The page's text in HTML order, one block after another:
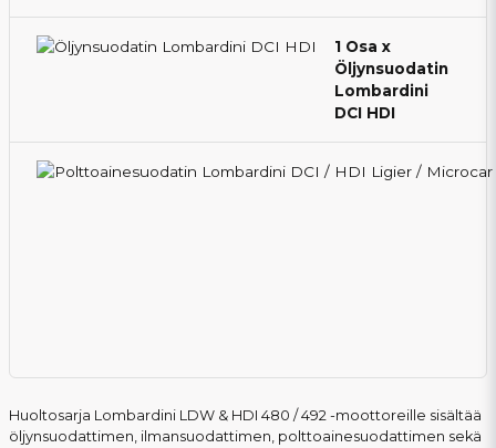
1 Osa x
Öljynsuodatin
Lombardini
DCI HDI
Huoltosarja Lombardini LDW & HDI 480 / 492 -moottoreille sisältää
öljynsuodattimen, ilmansuodattimen, polttoainesuodattimen sekä